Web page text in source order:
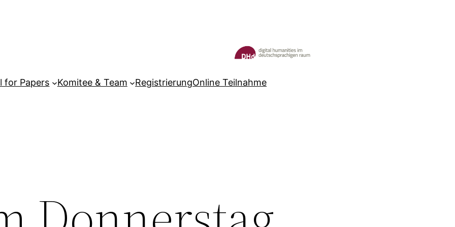
for Papers Komitee & Team RegistrierungOnline Teilnahme